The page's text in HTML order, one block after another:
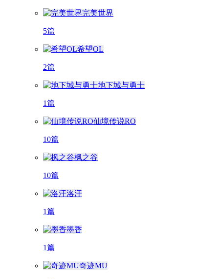
完美世界
5篇
希望OL
2篇
地下城与勇士
1篇
仙境传说RO
10篇
枫之谷
10篇
洛汗
1篇
墨香
1篇
奇迹MU